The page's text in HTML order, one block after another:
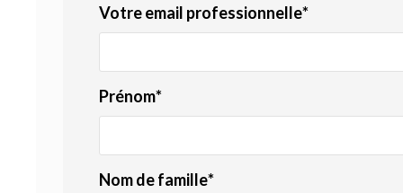
Votre email professionnelle*
Prénom*
Nom de famille*